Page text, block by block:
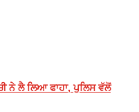
ਨੇ ਲੈ ਲਿਆ ਫਾਹਾ, ਪੁਲਿਸ ਵੱਲੋਂ